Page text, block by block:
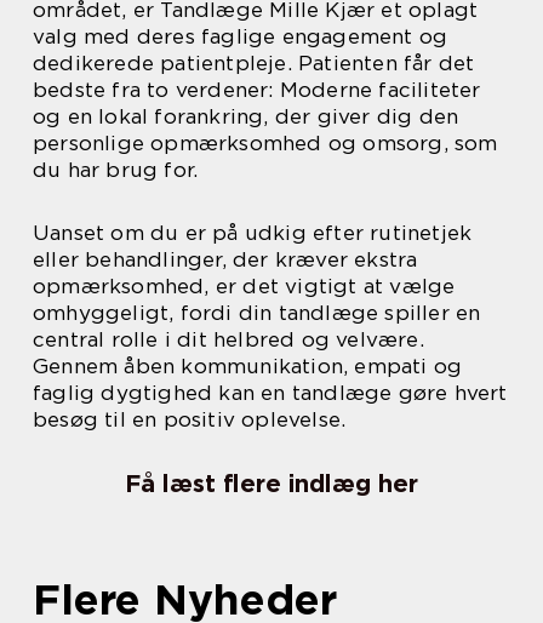
området, er Tandlæge Mille Kjær et oplagt
valg med deres faglige engagement og
dedikerede patientpleje. Patienten får det
bedste fra to verdener: Moderne faciliteter
og en lokal forankring, der giver dig den
personlige opmærksomhed og omsorg, som
du har brug for.
Uanset om du er på udkig efter rutinetjek
eller behandlinger, der kræver ekstra
opmærksomhed, er det vigtigt at vælge
omhyggeligt, fordi din tandlæge spiller en
central rolle i dit helbred og velvære.
Gennem åben kommunikation, empati og
faglig dygtighed kan en tandlæge gøre hvert
besøg til en positiv oplevelse.
Få læst flere indlæg her
Flere Nyheder